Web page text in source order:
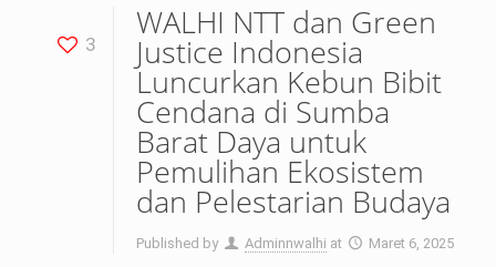
3
WALHI NTT dan Green
Justice Indonesia
Luncurkan Kebun Bibit
Cendana di Sumba
Barat Daya untuk
Pemulihan Ekosistem
dan Pelestarian Budaya
Published by Adminnwalhi at Maret 6, 2025